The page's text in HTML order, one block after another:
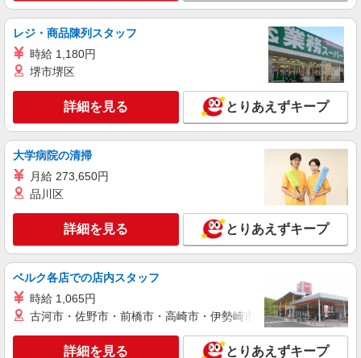
株式会社シーエーセールススタッフ/tkNS41564a
アパレル販売
円】 ■22日間勤務の場合＝264,000円（内訳：時
給1500円×実働8時間×22日） ＋残業代（1.25
倍：1分単位で支給） ※時給は経験により変動し
ます。
120-0026東京都足立区千住旭町42－2 ルミネ
北千住
キープ 詳細を見る
株式会社シーエーセールススタッフ/tkOR40066a
時給1500円〜1550円
東京都足立区千住旭町42－2 ルミネ北千住
4F
キープ 詳細を見る
株式会社シーエーセールススタッフ/tkMK38404b
レジ・商品陳列スタッフ
時給 1,180円
堺市堺区
詳細を見る とりあえずキープ
大学病院の清掃
月給 273,650円
品川区
詳細を見る とりあえずキープ
ベルク各店での店内スタッフ
時給 1,065円
古河市・佐野市・前橋市・高崎市・伊勢崎市・太田市・館林市
詳細を見る とりあえずキープ